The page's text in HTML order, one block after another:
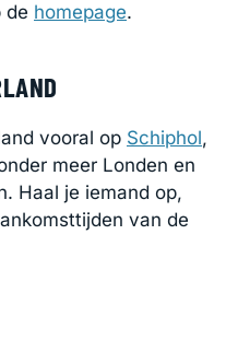
de homepage.
vooral op Schiphol,
meer Londen en
Haal je iemand op,
van de